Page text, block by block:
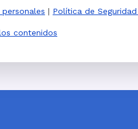
| Política de
contenidos